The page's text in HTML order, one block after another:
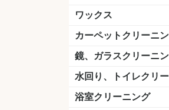
床用表面洗浄剤
ハクリ剤
厨房用
工場用
石材用
サビ用
木材用
タイル用
外壁用
壁面用
手あか用
病院用
除菌用
ワックス
樹脂ワックス
半樹脂ワックス
フローリング用
病院用ワックス
中性ワックス
石材用
木床用
その他
カーペットクリーニ
洗剤
ブラシ
パット
その他
鏡、ガラスクリーニ
ガラスワイパー
シャンパー(ウオッシ
ガラススクイジー
ケレン
ツールホルダー
洗剤
天井・高所作業
水回り、トイレクリ
洗剤
尿石除去剤
水アカ除去剤
排水管つまり除去剤
消臭・防臭剤
道具
浴室クリーニング